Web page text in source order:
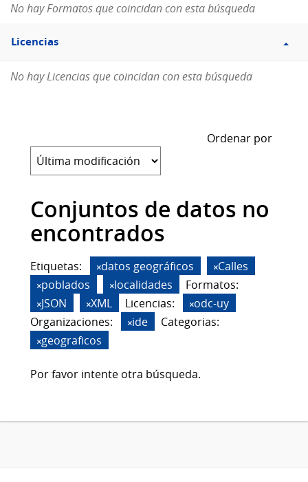
No hay Formatos que coincidan con esta búsqueda
Filtro
Licencias
Licencias
No hay Licencias que coincidan con esta búsqueda
Ordenar por
Conjuntos de datos no
encontrados
Etiquetas: datos geográficos
Calles
poblados
localidades
Formatos:
JSON
XML Licencias:
odc-uy
Organizaciones:
ide
Categorias:
geograficos
Por favor intente otra búsqueda.